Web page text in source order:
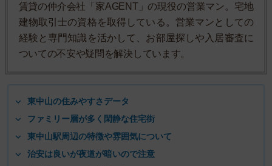
賃貸の仲介会社「家AGENT」の現役の営業マン。宅地
建物取引士の資格を取得している。営業マンとしての
経験と専門知識を活かして、お部屋探しや入居審査に
ついての不安や疑問を解決しています。
東中山の住みやすさデータ
ファミリー層が多く閑静な住宅街
東中山駅周辺の特徴や雰囲気について
治安は良いが夜道が暗いので注意